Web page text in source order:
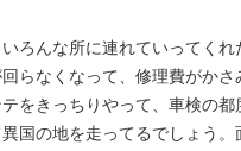
ろんな所に連れていってく
らなくなって、修理費がか
をきっちりやって、車検の
国の地を走ってるでしょう